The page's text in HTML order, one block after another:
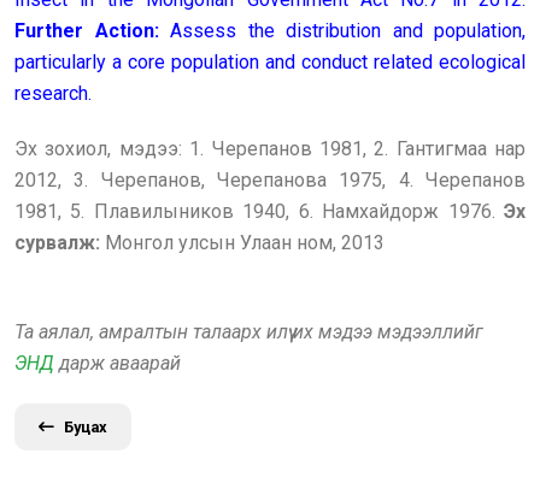
Further Action:Assess the distribution and population,
particularly a core population and conduct related ecological
research.
Эх зохиол, мэдээ: 1. Черепанов 1981, 2. Гантигмаа нар
2012, 3. Черепанов, Черепанова 1975, 4. Черепанов
1981, 5. Плавилыников 1940, 6. Намхайдорж 1976. Эх
сурвалж: Монгол улсын Улаан ном, 2013
Та аялал, амралтын талаарх илүү их мэдээ мэдээллийг
ЭНД дарж аваарай
Буцах